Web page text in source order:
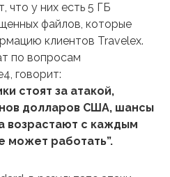
что у них есть 5 ГБ
файлов, которые
клиентов Travelex.
по вопросам
говорит:
стоят за атакой,
долларов США, шансы
возрастают с каждым
может работать”.